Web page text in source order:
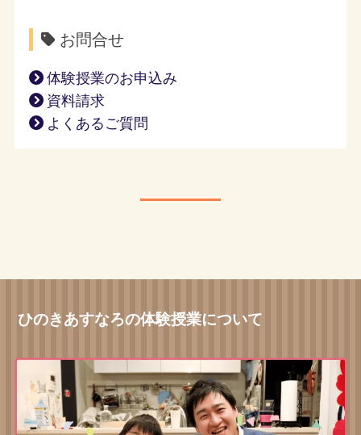
お問合せ
体験授業のお申込み
資料請求
よくあるご質問
ひのきあすなろの体験授業について